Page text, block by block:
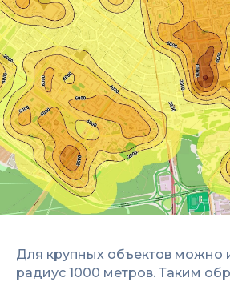
Для крупных объектов можно
радиус 1000 метров. Таким